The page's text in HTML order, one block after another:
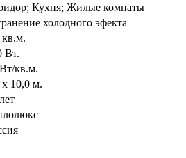
Кухня; Жилые комнаты
холодного эфекта
кв.м.
Вт.
кв.м.
х 10,0 м.